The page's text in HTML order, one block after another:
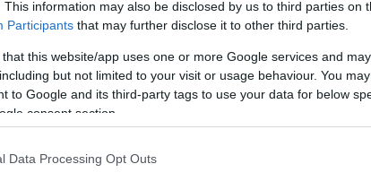
This information may also be disclosed by us to third parties on
Participants that may further disclose it to other third parties.
that this website/app uses one or more Google services and
but not limited to your visit or usage behaviour. You
to Google and its third-party tags to use your data for below
consent section.
Data Processing Opt Outs